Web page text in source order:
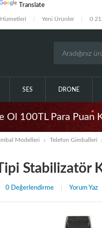
Translate
Yeni Ürünler 0
SES DRONE
Ol 100TL Para Puan
Modelleri Telefon Gimballeri
Stabilizatör
0 Değerlendirme Yorum Yaz